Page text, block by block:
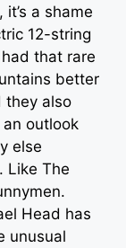
a shame
12-string
that rare
better
they also
outlook
else
Like The
Head has
unusual